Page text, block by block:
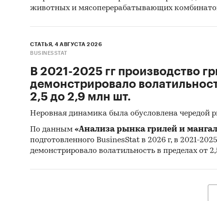
В
2025-
животных и мясоперерабатывающих
СТАТЬЯ, 4 АВГУСТА 2026
BUSINESSTAT
В 2021-2025 гг производство
демонстрировало
2,5 до 2,9 млн шт.
Неровная динамика была обусловлена чередой
По данным «Анализа рынка грилей и
подготовленного BusinesStat в 2026 г, в 2021-
демонстрировало волатильность в пределах от